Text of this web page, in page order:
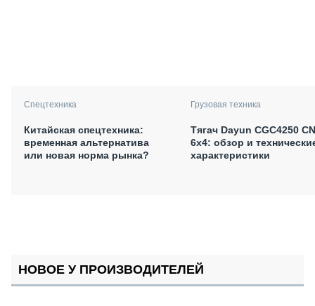
Спецтехника
Китайская спецтехника:
временная альтернатива
или новая норма рынка?
Грузовая техника
Тягач Dayun CGC4250
6х4: обзор и
характеристики
НОВОЕ У ПРОИЗВОДИТЕЛЕЙ